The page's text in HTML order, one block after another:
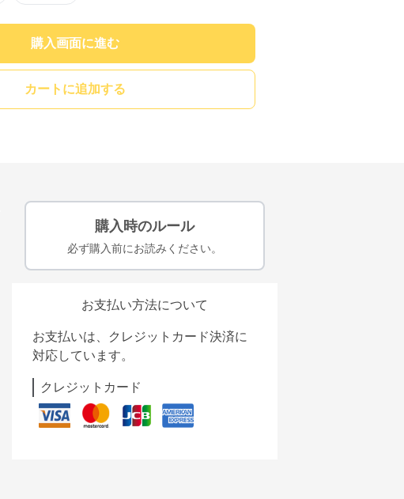
購入画面に進む
カートに追加する
購入時のルール
必ず購入前にお読みください。
お支払い方法について
お支払いは、クレジットカード決済に
対応しています。
クレジットカード